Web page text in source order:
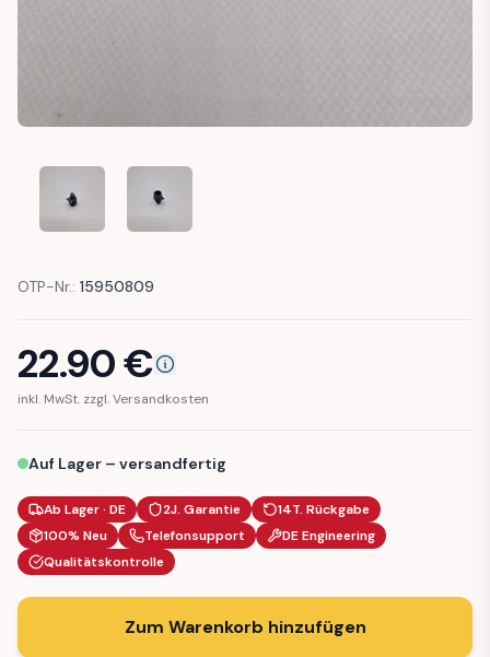
FIAT 500 PANDA STILO LEVER A/C FLAP MOUNT
FIAT 500 PANDA STILO LEVER A/C FLAP
OTP-Nr.: 15950809
22.90€
inkl. MwSt. zzgl. Versandkosten
Auf Lager – versandfertig
Ab Lager · DE 2J. Garantie
14T. Rückgabe
100% Neu
Telefonsupport
DE Engineering
Qualitätskontrolle
Zum Warenkorb hinzufügen